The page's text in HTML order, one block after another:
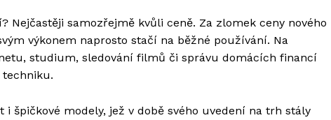
Nejčastěji samozřejmě kvůli ceně. Za zlomek ceny nového
výkonem naprosto stačí na běžné používání. Na
studium, sledování filmů či správu domácích financí
i špičkové modely, jež v době svého uvedení na trh stály